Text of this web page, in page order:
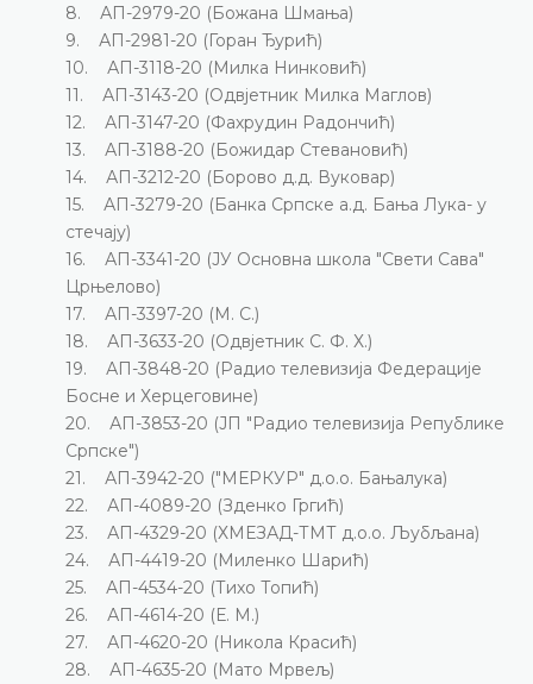
8. АП-2979-20 (Божана Шмања)
9. АП-2981-20 (Горан Ђурић)
10. АП-3118-20 (Милка Нинковић)
11. АП-3143-20 (Одвјетник Милка Маглов)
12. АП-3147-20 (Фахрудин Радончић)
13. АП-3188-20 (Божидар Стевановић)
14. АП-3212-20 (Борово д.д. Вуковар)
15. АП-3279-20 (Банка Српске а.д. Бања Лука- у
стечају)
16. АП-3341-20 (ЈУ Основна школа "Свети Сава"
Црњелово)
17. АП-3397-20 (М. С.)
18. АП-3633-20 (Одвјетник С. Ф. Х.)
19. АП-3848-20 (Радио телевизија Федерације
Босне и Херцеговине)
20. АП-3853-20 (ЈП "Радио телевизија Републике
Српске")
21. АП-3942-20 ("МЕРКУР" д.о.о. Бањалука)
22. АП-4089-20 (Зденко Гргић)
23. АП-4329-20 (ХМЕЗАД-ТМТ д.о.о. Љубљана)
24. АП-4419-20 (Миленко Шарић)
25. АП-4534-20 (Тихо Топић)
26. АП-4614-20 (Е. М.)
27. АП-4620-20 (Никола Красић)
28. АП-4635-20 (Мато Мрвељ)